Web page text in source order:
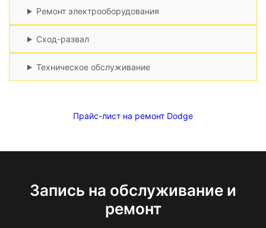
Ремонт электрооборудования
Сход-развал
Техническое обслуживание
Прайс-лист на ремонт Dodge
Запись на обслуживание и
ремонт